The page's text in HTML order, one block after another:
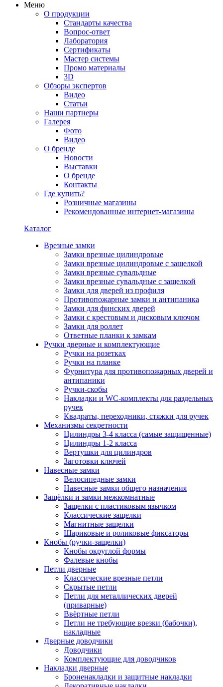
Меню
О продукции
Стандарты качества
Вопрос-ответ
Лаборатория
Сертификаты
Мастер системы
Промо материалы
3D
Обзоры экспертов
Видео
Статьи
Наши партнеры
Галерея
Фото
Видео
О бренде
Новости
Выставки
О бренде
Контакты
Где купить?
Розничные магазины
Рекомендованные интернет-магазины
Каталог
Врезные замки
Замки врезные цилиндровые
Замки врезные цилиндровые с защелкой
Замки врезные сувальдные
Замки врезные сувальдные с защелкой
Замки для дверей из профиля
Противопожарные замки и антипаника
Замки для финских дверей
Замки с крестовым и дисковым ключом
Замки для роллет
Ответные планки к замкам
Ручки дверные и комплектующие
Ручки на розетках
Ручки на планке
Фурнитура для противопожарных дверей и
антипаники
Ручки-скобы
Накладки и WC-комплекты для раздельных
ручек
Квадраты, переходники, стяжки для ручек
Механизмы секретности
Цилиндры 3-4 класса (самые защищенные)
Цилиндры 1-2 класса
Вертушки для цилиндров
Заготовки ключей
Навесные замки
Велосипедные замки
Навесные замки общего назначения
Защёлки и замки межкомнатные
Защелки с пластиковым язычком
Классические защелки
Магнитные защелки
Шариковые и роликовые фиксаторы
Кнобы (ручки-защелки)
Кнобы округлой формы
Фалевые кнобы
Петли дверные
Классические врезные петли
Скрытые петли
Петли для металлических дверей
(приварные)
Ввёртные петли
Петли не требующие врезки (бабочки),
накладные
Дверные доводчики
Доводчики
Комплектующие для доводчиков
Накладки дверные
Броненакладки и защитные накладки